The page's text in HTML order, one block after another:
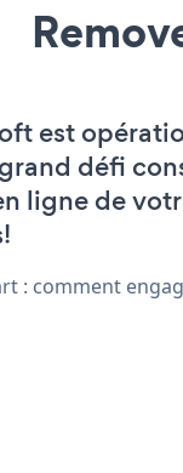
est
défi
ligne de
: comment